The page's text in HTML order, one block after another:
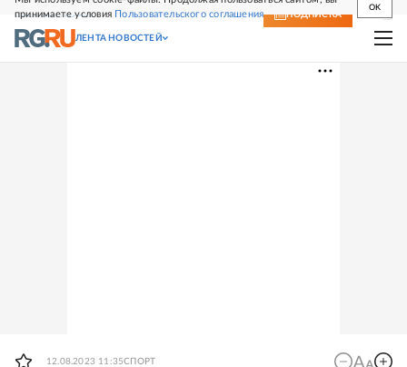
принимаете условия Пользовательского соглашения
OK
СВЕЖИЙ НОМЕР ПОДПИСКА
ЛЕНТА НОВОСТЕЙ
12.08.2023 11:35СПОРТ